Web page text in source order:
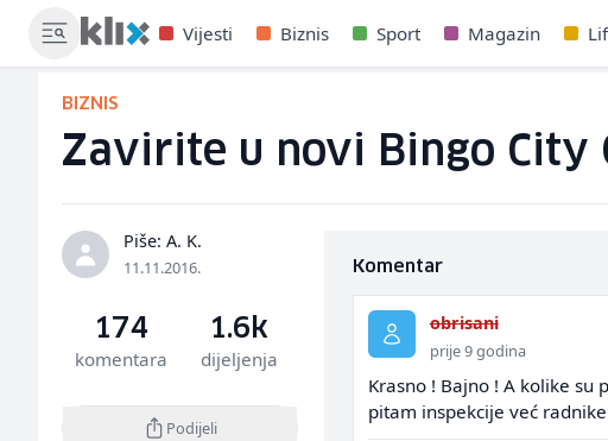
Vijesti Biznis Sport Magazin
BIZNIS
Zavirite u novi Bingo City
Piše: A. K.
11.11.2016.
174
komentara
1.6k
dijeljenja
Podijeli
Komentar
obrisani
prije 9 godina
Krasno ! Bajno ! A kolike su
pitam inspekcije već